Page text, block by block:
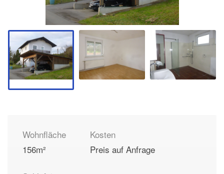
Wohnfläche
156m²
Kosten
Preis auf Anfrage